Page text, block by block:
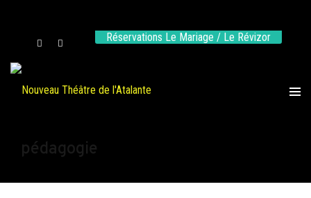
Réservations Le Mariage / Le Révizor
pédagogie